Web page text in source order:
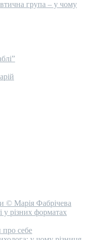
група – у чому
© Марія Фабрічева
у різних форматах
про себе